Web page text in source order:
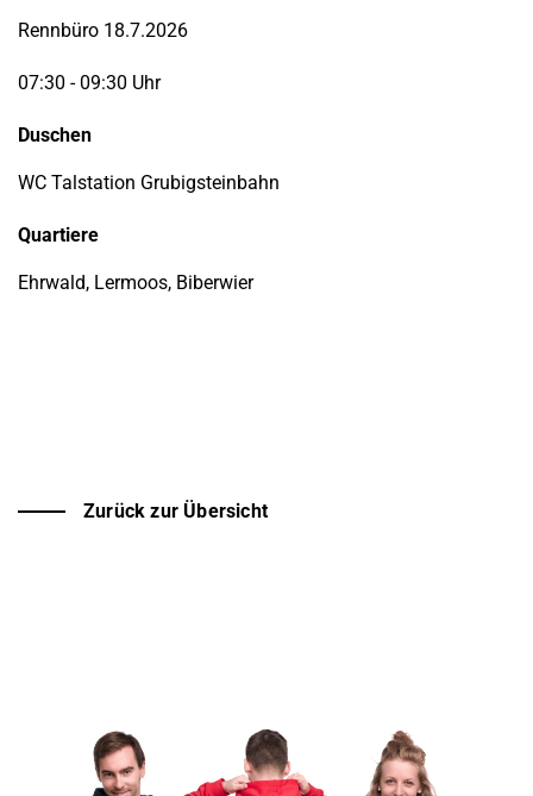
Rennbüro 18.7.2026
07:30 - 09:30 Uhr
Duschen
WC Talstation Grubigsteinbahn
Quartiere
Ehrwald, Lermoos, Biberwier
Zurück zur Übersicht